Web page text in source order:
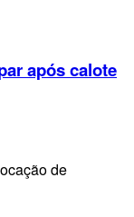
após calote
de